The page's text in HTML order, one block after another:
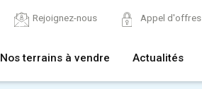
Rejoignez-nous Appel d'offres
Nos terrains à vendre Actualités